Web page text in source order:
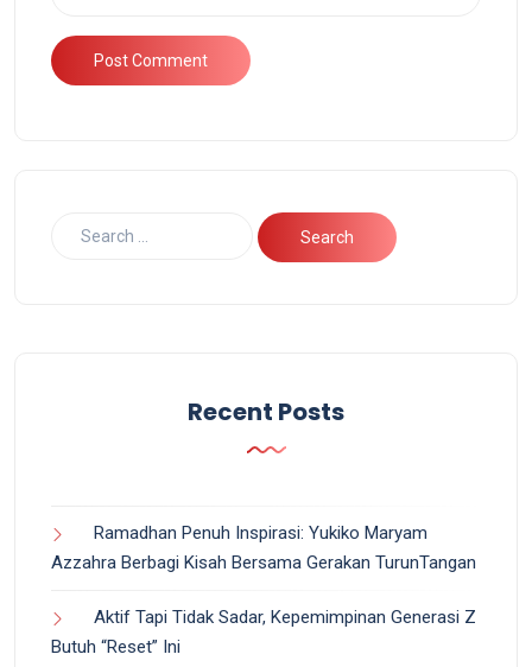
Recent Posts
Ramadhan Penuh Inspirasi: Yukiko Maryam
Azzahra Berbagi Kisah Bersama Gerakan TurunTangan
Aktif Tapi Tidak Sadar, Kepemimpinan Generasi Z
Butuh “Reset” Ini